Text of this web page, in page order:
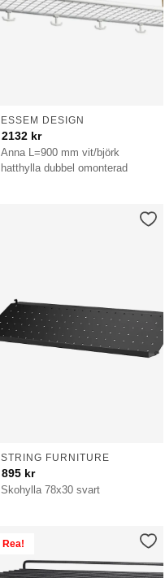
Anna L=900 mm vit/björk
hatthylla dubbel omonterad
ESSEM DESIGN
2132 kr
Skohylla 78x30 svart
STRING FURNITURE
895 kr
Rea!